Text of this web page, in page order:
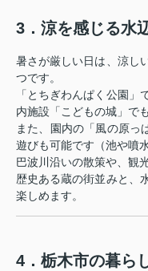
3．涼を感じる水
暑さが厳しい日は、涼し
つです。
「とちぎわんぱく公園
内施設「こどもの城」で
また、園内の「風の原っ
遊びも可能です（池や噴
巴波川沿いの散策や、観
歴史ある蔵の街並みと、
楽しめます。
4．栃木市の暮ら